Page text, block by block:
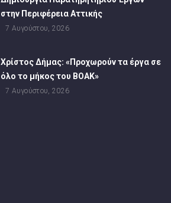
στην Περιφέρεια Αττικής
7 Αυγούστου, 2026
Χρίστος Δήμας: «Προχωρούν τα έργα σε
όλο το μήκος του ΒΟΑΚ»
7 Αυγούστου, 2026